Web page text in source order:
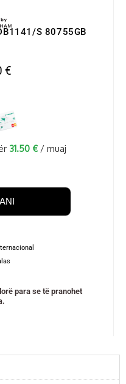
S 80755GB
€
31.50 €/ muaj
para se të pranohet